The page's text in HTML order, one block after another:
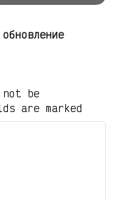
be
are marked